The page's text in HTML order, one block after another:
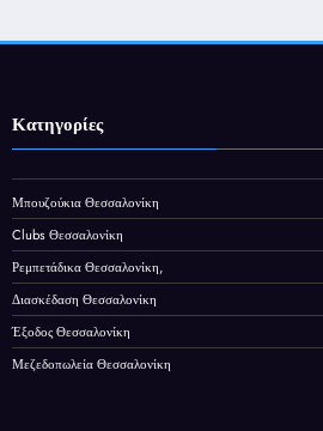
Κατηγορίες
Μπουζούκια Θεσσαλονίκη
Clubs Θεσσαλονίκη
Ρεμπετάδικα Θεσσαλονίκη,
Διασκέδαση Θεσσαλονίκη
Έξοδος Θεσσαλονίκη
Μεζεδοπωλεία Θεσσαλονίκη